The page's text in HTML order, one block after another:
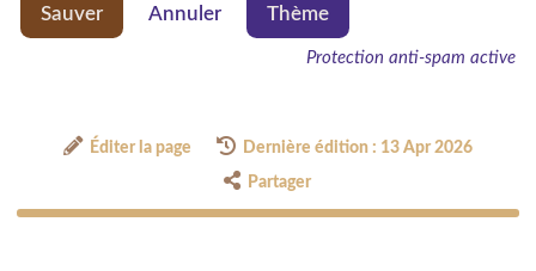
Sauver Annuler Thème
Protection anti-spam active
Éditer la page Dernière édition : 13 Apr 2026
Partager